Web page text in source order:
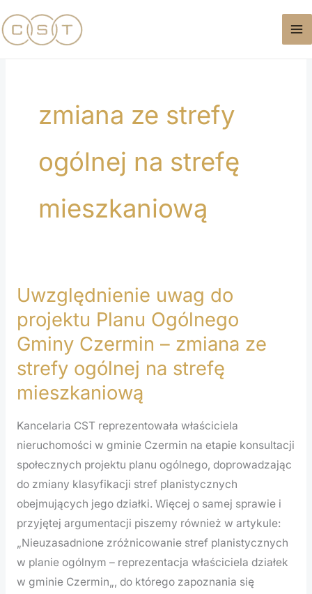
do
treści
zmiana ze strefy
ogólnej na strefę
mieszkaniową
Uwzględnienie uwag do
projektu Planu Ogólnego
Gminy Czermin – zmiana ze
strefy ogólnej na strefę
mieszkaniową
Kancelaria CST reprezentowała właściciela
nieruchomości w gminie Czermin na etapie konsultacji
społecznych projektu planu ogólnego, doprowadzając
do zmiany klasyfikacji stref planistycznych
obejmujących jego działki. Więcej o samej sprawie i
przyjętej argumentacji piszemy również w artykule:
„Nieuzasadnione zróżnicowanie stref planistycznych
w planie ogólnym – reprezentacja właściciela działek
w gminie Czermin„, do którego zapoznania się
Uwzględnienie
do
projektu
Planu
Ogólnego
Czermin
–
zmiana
ze
strefy
ogólnej
na
strefę
mieszkaniową